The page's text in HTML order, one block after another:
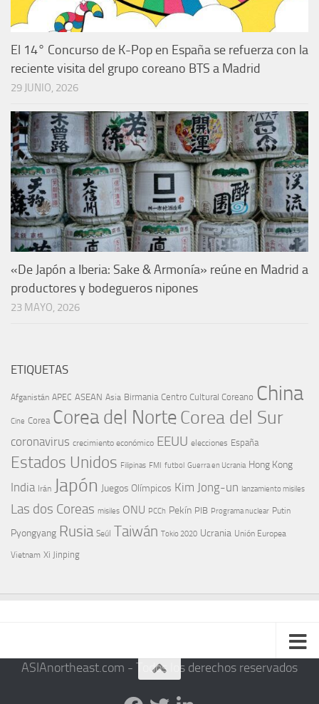
El 14° Concurso de K-Pop en España se refuerza con la
reciente visita del grupo coreano BTS a Madrid
29 JUNIO, 2026
«De Japón a Iberia: Sake & Armonía» reúne en Madrid a
productores y bodegueros nipones
23 MAYO, 2026
ETIQUETAS
Afganistán APEC ASEAN Asia Birmania Centro Cultural Coreano China
Cine Corea Corea del NorteCorea del Sur
coronavirus crecimiento económico EEUU elecciones España
Estados Unidos Filipinas FMI futbol Guerra en Ucrania Hong Kong
India Irán Japón Juegos Olímpicos Kim Jong-un lanzamiento misiles
Las dos Coreas misiles ONU PCCh Pekín PIB Programa nuclear Putin
Pyongyang Rusia Seúl Taiwán Tokio 2020 Ucrania Unión Europea
Vietnam Xi Jinping
ASIAnortheast.com - Todos los derechos reservados